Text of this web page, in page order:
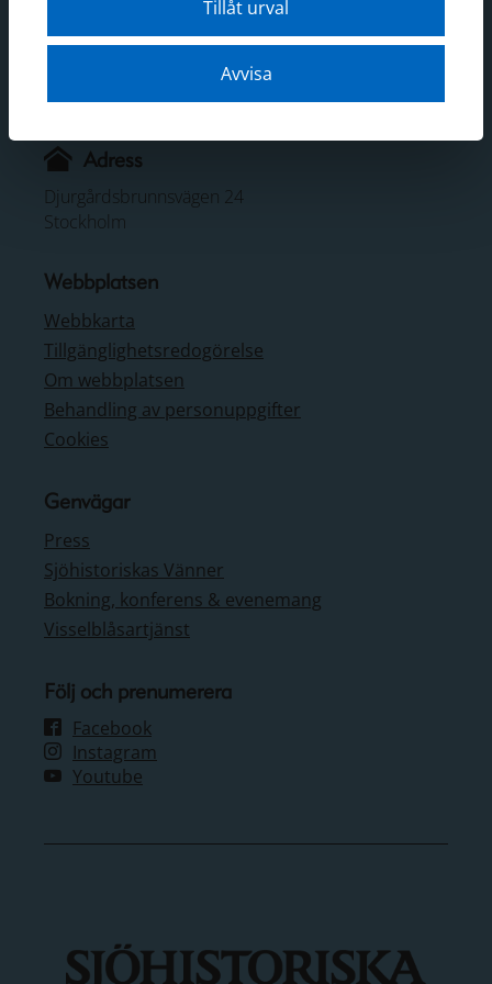
Tillåt urval
Avvisa
Telefon: 08-519 549 00
sjohistoriska@smtm.se
Mer kontaktinformation
Adress
Djurgårdsbrunnsvägen 24
Stockholm
Webbplatsen
Webbkarta
Tillgänglighetsredogörelse
Om webbplatsen
Behandling av personuppgifter
Cookies
Genvägar
Press
Sjöhistoriskas Vänner
Bokning, konferens & evenemang
Visselblåsartjänst
Följ och prenumerera
Facebook
Instagram
Youtube